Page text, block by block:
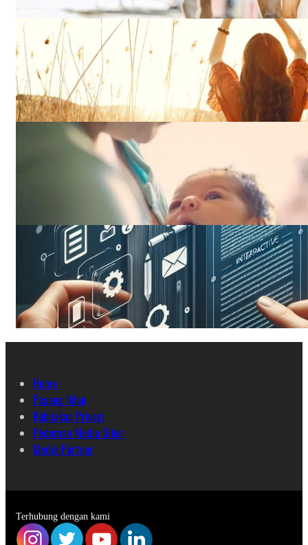
Home
Pasang Iklan
Kebijakan Privasi
Pedoman Media Siber
Media Partner
Terhubung dengan kami